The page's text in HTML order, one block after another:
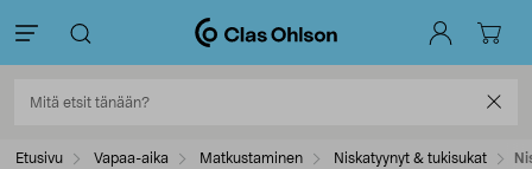
Etusivu Vapaa-aika Matkustaminen Niskatyynyt & tukisukat